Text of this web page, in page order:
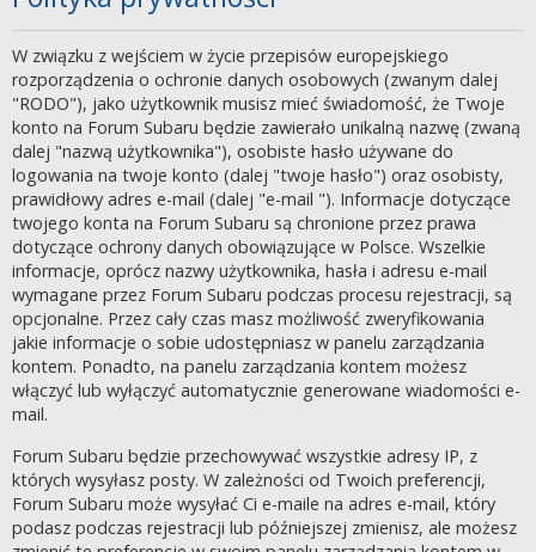
W związku z wejściem w życie przepisów europejskiego
rozporządzenia o ochronie danych osobowych (zwanym dalej
"RODO"), jako użytkownik musisz mieć świadomość, że Twoje
konto na Forum Subaru będzie zawierało unikalną nazwę (zwaną
dalej "nazwą użytkownika"), osobiste hasło używane do
logowania na twoje konto (dalej "twoje hasło") oraz osobisty,
prawidłowy adres e-mail (dalej "e-mail "). Informacje dotyczące
twojego konta na Forum Subaru są chronione przez prawa
dotyczące ochrony danych obowiązujące w Polsce. Wszelkie
informacje, oprócz nazwy użytkownika, hasła i adresu e-mail
wymagane przez Forum Subaru podczas procesu rejestracji, są
opcjonalne. Przez cały czas masz możliwość zweryfikowania
jakie informacje o sobie udostępniasz w panelu zarządzania
kontem. Ponadto, na panelu zarządzania kontem możesz
włączyć lub wyłączyć automatycznie generowane wiadomości e-
mail.
Forum Subaru będzie przechowywać wszystkie adresy IP, z
których wysyłasz posty. W zależności od Twoich preferencji,
Forum Subaru może wysyłać Ci e-maile na adres e-mail, który
podasz podczas rejestracji lub późniejszej zmienisz, ale możesz